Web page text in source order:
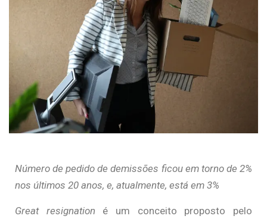
Número de pedido de demissões ficou em torno de 2%
nos últimos 20 anos, e, atualmente, está em 3%
Great resignation é um conceito proposto pelo